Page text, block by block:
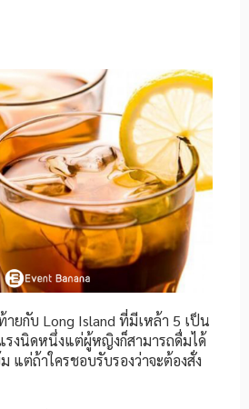
ายกับ Long Island ที่มีเหล้า 5 เป็น
รงนิดหนึ่งแต่ผู้หญิงก็สามารถดื่มได้
แต่ถ้าใครชอบรับรองว่าจะต้องสั่ง